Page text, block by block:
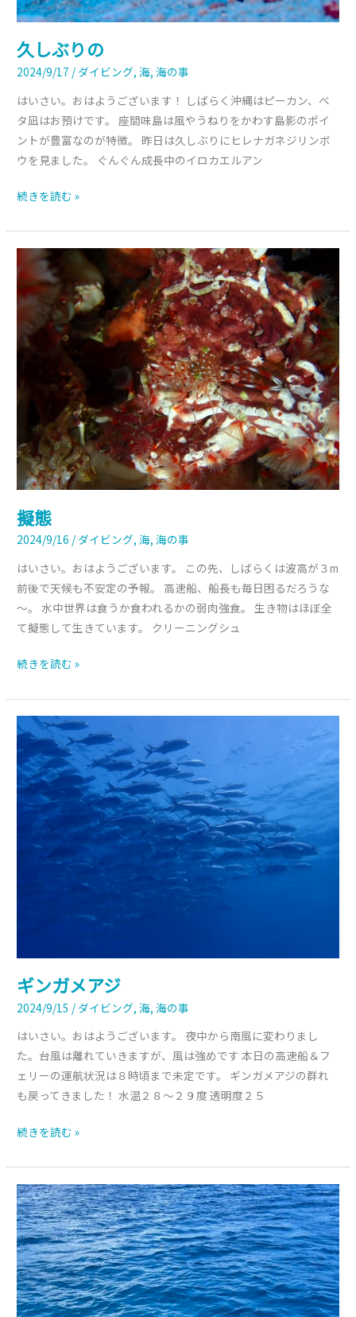
久しぶりの
2024/9/17 / ダイビング,海,海の事
はいさい。おはようございます！ しばらく沖縄はピーカン、ベ
タ凪はお預けです。 座間味島は風やうねりをかわす島影のポイ
ントが豊富なのが特徴。 昨日は久しぶりにヒレナガネジリンボ
ウを見ました。 ぐんぐん成長中のイロカエルアン
続きを読む »
擬態
2024/9/16 / ダイビング,海,海の事
はいさい。おはようございます。 この先、しばらくは波高が３m
前後で天候も不安定の予報。 高速船、船長も毎日困るだろうな
～。 水中世界は食うか食われるかの弱肉強食。 生き物はほぼ全
て擬態して生きています。 クリーニングシュ
態
続きを読む »
ギンガメアジ
2024/9/15 / ダイビング,海,海の事
はいさい。おはようございます。 夜中から南風に変わりまし
た。台風は離れていきますが、風は強めです 本日の高速船＆フ
ェリーの運航状況は８時頃まで未定です。 ギンガメアジの群れ
も戻ってきました！ 水温２８～２９度 透明度２５
ギ
ガ
メ
ア
続きを読む »
Q
１
便
の
み
運
航